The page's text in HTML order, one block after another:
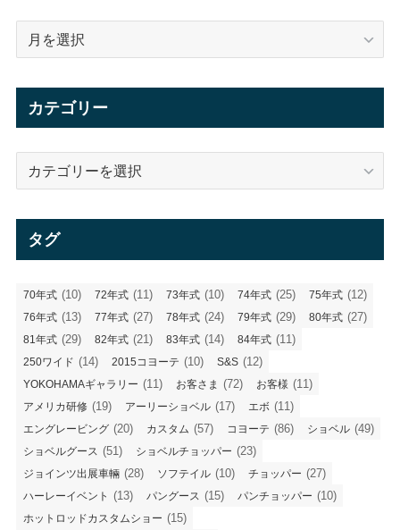
カテゴリー
タグ
70年式 (10) 72年式 (11) 73年式 (10) 74年式 (25) 75年式 (12)
76年式 (13) 77年式 (27) 78年式 (24) 79年式 (29) 80年式 (27)
81年式 (29) 82年式 (21) 83年式 (14) 84年式 (11)
250ワイド (14) 2015コヨーテ (10) S&S (12)
YOKOHAMAギャラリー (11) お客さま (72) お客様 (11)
アメリカ研修 (19) アーリーショベル (17) エボ (11)
エングレービング (20) カスタム (57) コヨーテ (86) ショベル (49)
ショベルグース (51) ショベルチョッパー (23)
ジョインツ出展車輛 (28) ソフテイル (10) チョッパー (27)
ハーレーイベント (13) パングース (15) パンチョッパー (10)
ホットロッドカスタムショー (15)